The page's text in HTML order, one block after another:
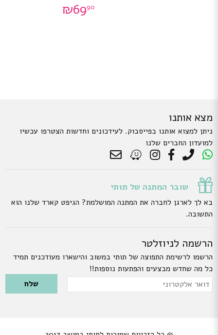
₪6990
מצא אותנו
ניתן למצוא אותנו בפייסבוק. לעידכונים וחדשות הצטרפו עכשיו
למועדון החברים שלנו
שובר המתנה של תותי
בא לך לארגן לחברה את המתנה המושלמת? הגיפט קארד שלנו הוא
התשובה.
הרשמה לניוזלטר
הרשמו לרשימת התפוצה של תותי במשוב והישארו מעודכנים תמיד
כל מה שחדש מבצעים והפתעות נוספות!!
Please leave this field empty.
דואר